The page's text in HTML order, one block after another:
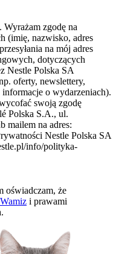
zgodę na
(imię, nazwisko, adres
na mój adres
dotyczących
Nestle Polska SA
oferty, newslettery,
o wydarzeniach).
swoją zgodę
Polska S.A., ul.
mailem na adres:
Nestle Polska SA
info/polityka-
oświadczam, że
i prawami